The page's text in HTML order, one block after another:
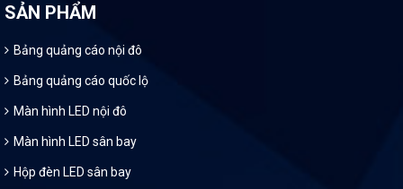
SẢN PHẨM
Bảng quảng cáo nội đô
Bảng quảng cáo quốc lộ
Màn hình LED nội đô
Màn hình LED sân bay
Hộp đèn LED sân bay